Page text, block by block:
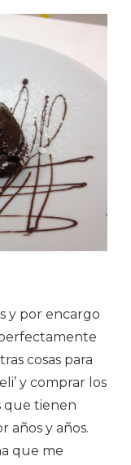
y por encargo
cosas para
y comprar los
que tienen
años y años.
que me